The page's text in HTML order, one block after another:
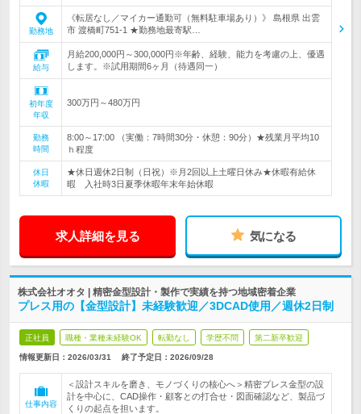
勤務地
《転居なし／マイカー通勤可（無料駐車場あり）》 島根県 出雲
市 渡橋町751-1 ★勤務地最寄駅…
給与
月給200,000円～300,000円※年齢、経験、能力を考慮の上、優遇
します。※試用期間6ヶ月（待遇同一）
初年度
年収
300万円～480万円
勤務
時間
8:00～17:00 （実働：7時間30分・休憩：90分）★残業月平均10
ｈ程度
休日
休暇
★休日週休2日制（日祝）※月2回以上土曜日休み★休暇有給休
暇 入社時3日夏季休暇年末年始休暇
求人詳細を見る 気になる
株式会社オオタ | 精密金型設計・製作で実績を持つ地域密着企業
プレス用の【金型設計】未経験歓迎／3DCAD使用／週休2日制
正社員 職種・業種未経験OK 転勤なし 学歴不問 第二新卒歓迎
情報更新日：2026/03/31 終了予定日： 2026/09/28
仕事内容
＜設計スキルを磨き、モノづくりの核心へ＞精密プレス金型の設
計を中心に、CAD操作・顧客との打合せ・図面確認など、製品づ
くりの起点を担います。